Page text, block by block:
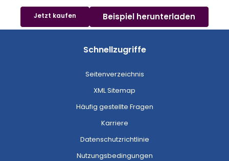
Jetzt kaufen Beispiel herunterladen
Schnellzugriffe
Seitenverzeichnis
XML Sitemap
Häufig gestellte Fragen
Karriere
Datenschutzrichtlinie
Nutzungsbedingungen